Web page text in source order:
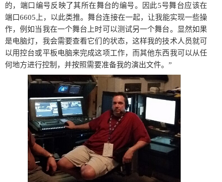
的，端口编号反映了其所在舞台的编号。因此5号舞台应该在
端口6605上，以此类推。舞台连接在一起，让我能实现一些操
作，例如当我在一个舞台上时可以测试另一个舞台。显然如果
是电脑灯，我会需要查看它们的状态，这样我的技术人员就可
以用控台或平板电脑来完成这项工作，而其他东西我可以从任
何地方进行控制，并按照需要准备我的演出文件。”